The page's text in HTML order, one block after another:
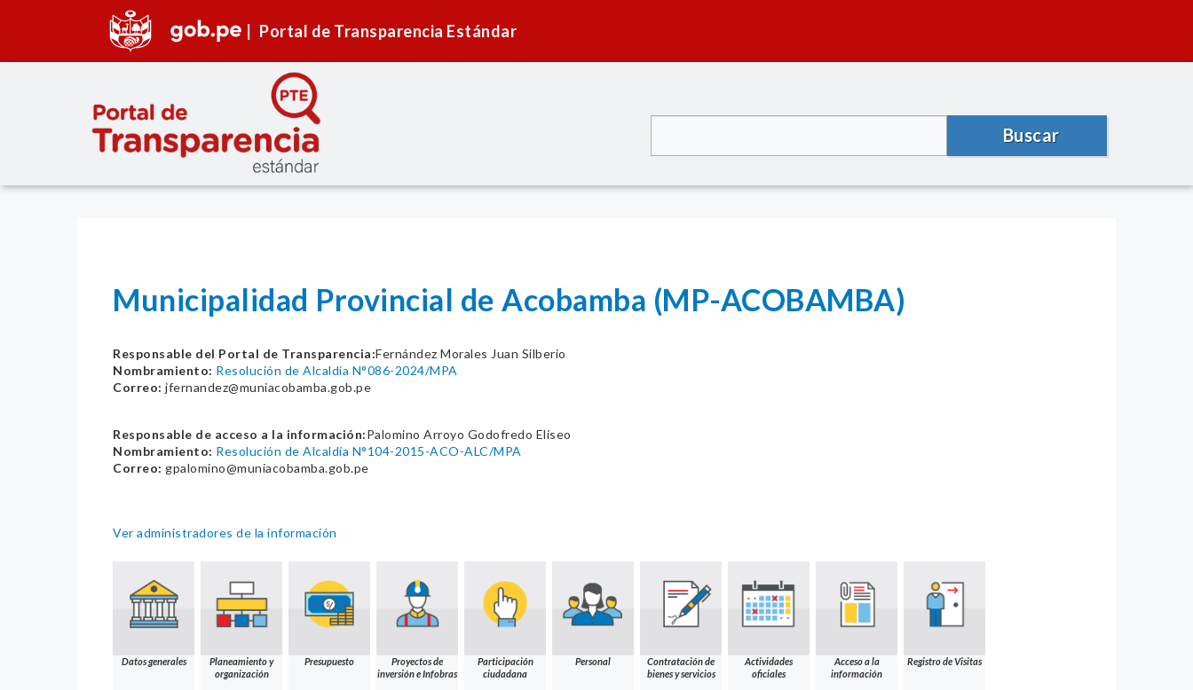
Portal de Transparencia Estándar
Buscar
Municipalidad Provincial de Acobamba (MP-ACOBAMBA)
Responsable del Portal de Transparencia:Fernández Morales Juan Silberio
Nombramiento: Resolución de Alcaldía N°086-2024/MPA
Correo: jfernandez@muniacobamba.gob.pe
Responsable de acceso a la información:Palomino Arroyo Godofredo Eliseo
Nombramiento: Resolución de Alcaldía N°104-2015-ACO-ALC/MPA
Correo: gpalomino@muniacobamba.gob.pe
Ver administradores de la información
Datos generales
Planeamiento y
organización
Presupuesto
Proyectos de
inversión e Infobras
Participación
ciudadana
Personal
Contratación de
bienes y servicios
Actividades
oficiales
Acceso a la
información
Registro de Visitas